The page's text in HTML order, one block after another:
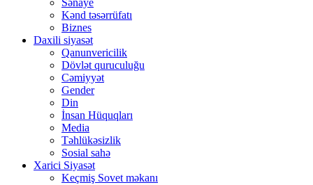
Sənaye
Kənd təsərrüfatı
Biznes
Daxili siyasət
Qanunvericilik
Dövlət quruculuğu
Cəmiyyət
Gender
Din
İnsan Hüquqları
Media
Təhlükəsizlik
Sosial sahə
Xarici Siyasət
Keçmiş Sovet məkanı